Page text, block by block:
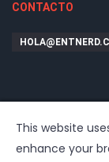
CONTACTO
This website
enhance your